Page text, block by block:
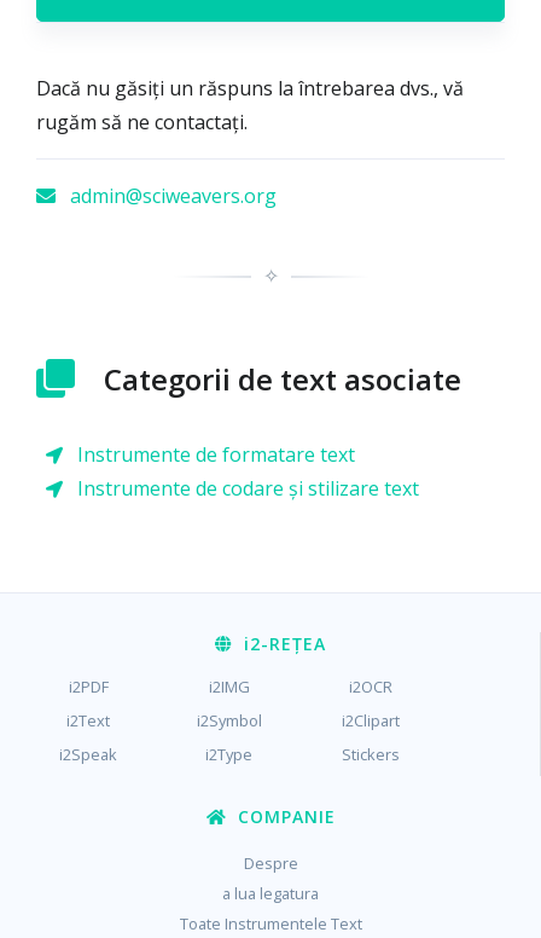
Dacă nu găsiți un răspuns la întrebarea dvs., vă
rugăm să ne contactați.
admin@sciweavers.org
✧
Categorii de text asociate
Instrumente de formatare text
Instrumente de codare și stilizare text
i2-REȚEA
i2PDF i2IMG
i2OCR
i2Text
i2Symbol
i2Clipart
i2Speak
i2Type Stickers
COMPANIE
Despre
a lua legatura
Toate Instrumentele Text